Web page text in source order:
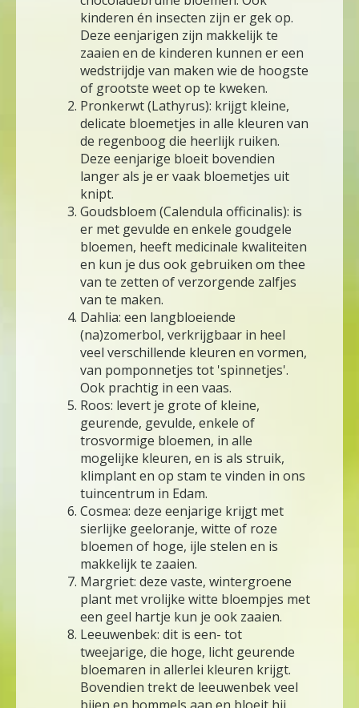
kinderen én insecten zijn er gek op.
Deze eenjarigen zijn makkelijk te
zaaien en de kinderen kunnen er een
wedstrijdje van maken wie de hoogste
of grootste weet op te kweken.
Pronkerwt (Lathyrus): krijgt kleine,
delicate bloemetjes in alle kleuren van
de regenboog die heerlijk ruiken.
Deze eenjarige bloeit bovendien
langer als je er vaak bloemetjes uit
knipt.
Goudsbloem (Calendula officinalis): is
er met gevulde en enkele goudgele
bloemen, heeft medicinale kwaliteiten
en kun je dus ook gebruiken om thee
van te zetten of verzorgende zalfjes
van te maken.
Dahlia: een langbloeiende
(na)zomerbol, verkrijgbaar in heel
veel verschillende kleuren en vormen,
van pomponnetjes tot 'spinnetjes'.
Ook prachtig in een vaas.
Roos: levert je grote of kleine,
geurende, gevulde, enkele of
trosvormige bloemen, in alle
mogelijke kleuren, en is als struik,
klimplant en op stam te vinden in ons
tuincentrum in Edam.
Cosmea: deze eenjarige krijgt met
sierlijke geeloranje, witte of roze
bloemen of hoge, ijle stelen en is
makkelijk te zaaien.
Margriet: deze vaste, wintergroene
plant met vrolijke witte bloempjes met
een geel hartje kun je ook zaaien.
Leeuwenbek: dit is een- tot
tweejarige, die hoge, licht geurende
bloemaren in allerlei kleuren krijgt.
Bovendien trekt de leeuwenbek veel